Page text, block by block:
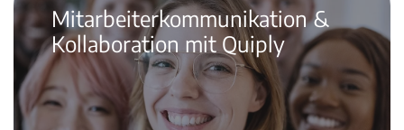
Mitarbeiterkommunikation &
Kollaboration mit Quiply